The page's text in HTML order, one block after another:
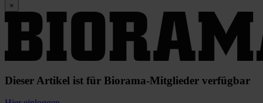
×
Dieser Artikel ist für Biorama-Mitglieder verfügbar